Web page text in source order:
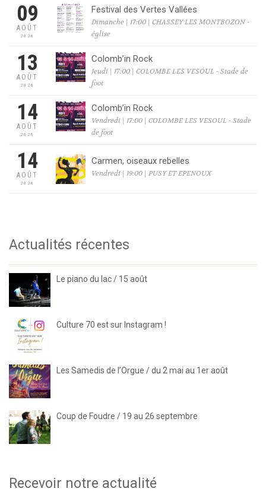
09
AOÛT
2026
Festival des Vertes Vallées
Dimanche | 17:00 | CHASSEY LES MONTBOZON -
église
13
AOÛT
2026
Colomb’in Rock
Jeudi | 17:00 | COLOMBE LES VESOUL - Stade de
foot
14
AOÛT
2026
Colomb’in Rock
Vendredi | 17:00 | COLOMBE LES VESOUL - Stade
de foot
14
AOÛT
2026
Carmen, oiseaux rebelles
Vendredi | 19:00 | PUSY ET EPENOUX
Actualités récentes
Le piano du lac / 15 août
Culture 70 est sur Instagram !
Les Samedis de l’Orgue / du 2 mai au 1er août
Coup de Foudre / 19 au 26 septembre
Recevoir notre actualité